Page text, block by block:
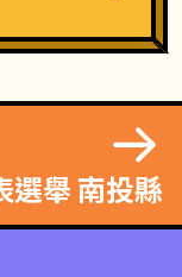
選舉 南投縣